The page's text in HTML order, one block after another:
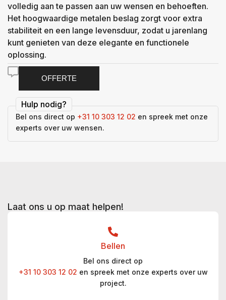
volledig aan te passen aan uw wensen en behoeften.
Het hoogwaardige metalen beslag zorgt voor extra
stabiliteit en een lange levensduur, zodat u jarenlang
kunt genieten van deze elegante en functionele
oplossing.
OFFERTE
Hulp nodig?
Bel ons direct op +31 10 303 12 02 en spreek met onze
experts over uw wensen.
Laat ons u op maat helpen!
Bellen
Bel ons direct op
+31 10 303 12 02 en spreek met onze experts over uw
project.